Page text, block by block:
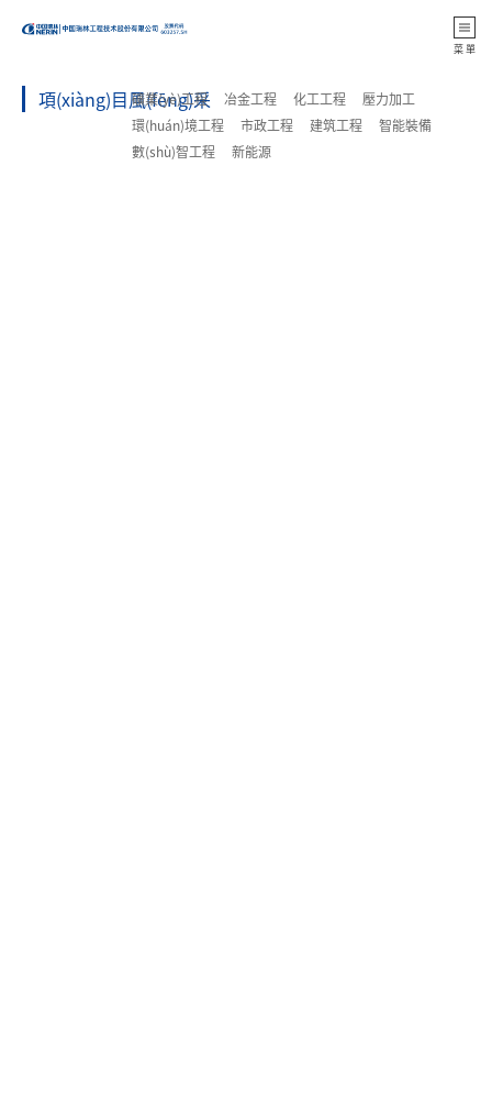
返 回
菜 單
項(xiàng)目風(fēng)采
礦業(yè)工程 冶金工程 化工工程
壓力加工
環(huán)境工程
市政工程 建筑工程
智能裝備
數(shù)智工程
新能源